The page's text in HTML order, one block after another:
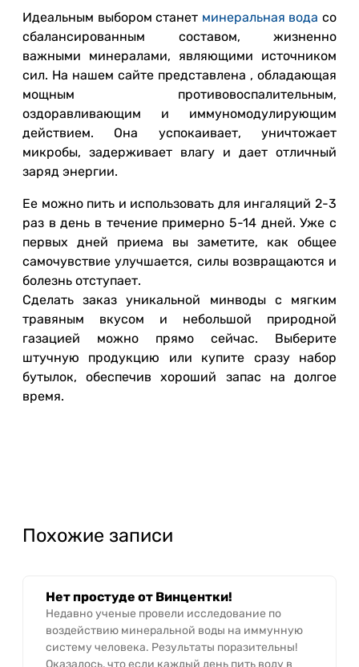
Идеальным выбором станет минеральная вода со
сбалансированным составом, жизненно
важными минералами, являющими источником
сил. На нашем сайте представлена , обладающая
мощным противовоспалительным,
оздоравливающим и иммуномодулирующим
действием. Она успокаивает, уничтожает
микробы, задерживает влагу и дает отличный
заряд энергии.
Ее можно пить и использовать для ингаляций 2-3
раз в день в течение примерно 5-14 дней. Уже с
первых дней приема вы заметите, как общее
самочувствие улучшается, силы возвращаются и
болезнь отступает.
Сделать заказ уникальной минводы с мягким
травяным вкусом и небольшой природной
газацией можно прямо сейчас. Выберите
штучную продукцию или купите сразу набор
бутылок, обеспечив хороший запас на долгое
время.
Похожие записи
Нет простуде от Винцентки!
Недавно ученые провели исследование по
воздействию минеральной воды на иммунную
систему человека. Результаты поразительны!
Оказалось, что если каждый день пить воду в